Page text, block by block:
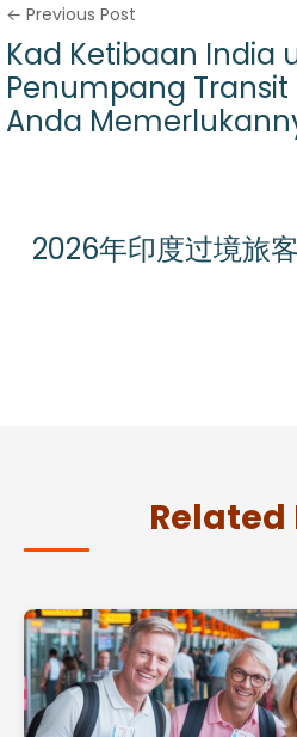
← Previous Post
Kad Ketibaan India
Penumpang Transit
Anda
2026年印度过境旅
Related